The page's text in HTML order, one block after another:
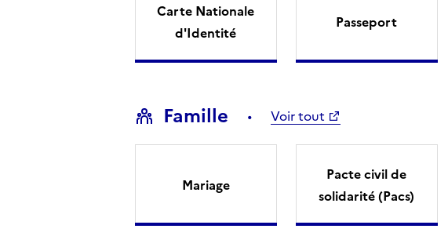
Carte Nationale
d'Identité
Passeport
Famille Voir tout
Mariage
Pacte civil de
solidarité (Pacs)